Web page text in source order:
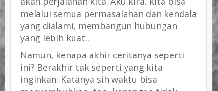
melalui semua permasalahan dan kendala
yang dialami, membangun hubungan
yang lebih kuat..
Namun, kenapa akhir ceritanya seperti
ini? Berakhir tak seperti yang kita
inginkan. Katanya sih waktu bisa